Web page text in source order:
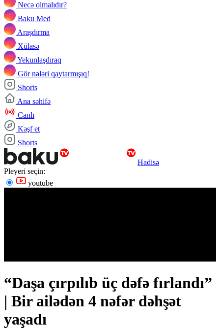
Necə olmalıdır?
Baku Med
Araşdırma
Xülasə
Yekunlaşdıraq
Gör nələri qaytarmışıq!
Shorts
Ana səhifə
Canlı
Kəşf et
Shorts
Hadisə
Pleyeri seçin:
youtube
“Daşa çırpılıb üç dəfə fırlandı”
| Bir ailədən 4 nəfər dəhşət
yaşadı